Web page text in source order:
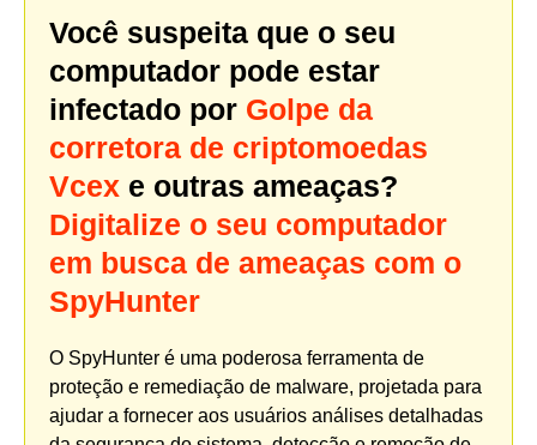
Você suspeita que o seu
computador pode estar
infectado por Golpe da
corretora de criptomoedas
Vcex e outras ameaças?
Digitalize o seu computador
em busca de ameaças com o
SpyHunter
O SpyHunter é uma poderosa ferramenta de
proteção e remediação de malware, projetada para
ajudar a fornecer aos usuários análises detalhadas